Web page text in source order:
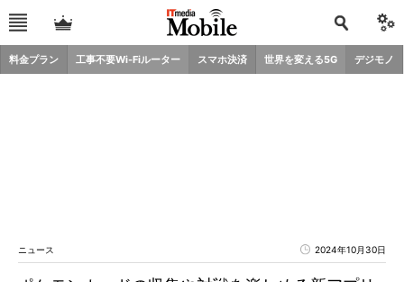
料金プラン 工事不要Wi-Fiルーター スマホ決済 世界を変える5G デジモノ
ニュース 2024年10月30日